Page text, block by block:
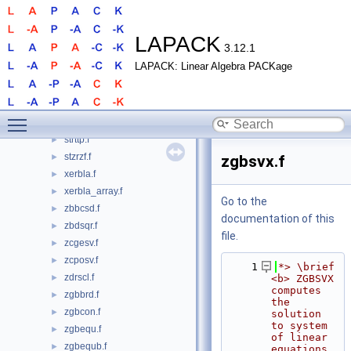
LAPACK 3.12.1
LAPACK: Linear Algebra PACKage
► strsyl.f
► strsyl3.f
► strti2.f
► strtri.f
► strtrs.f
► strttp.f
► stzrzf.f
► xerbla.f
► xerbla_array.f
► zbbcsd.f
► zbdsqr.f
► zcgesv.f
► zcposv.f
► zdrscl.f
► zgbbrd.f
► zgbcon.f
► zgbequ.f
► zgbequb.f
zgbsvx.f
Go to the
documentation of this
file.
    1
*> \brief
<b> ZGBSVX
computes
the
solution
to system
of linear